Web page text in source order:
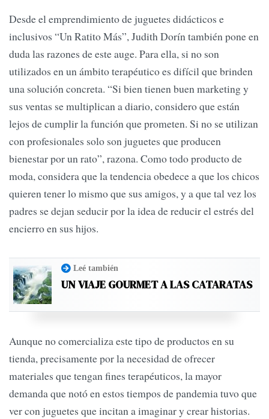
Desde el emprendimiento de juguetes didácticos e
inclusivos “Un Ratito Más”, Judith Dorín también pone en
duda las razones de este auge. Para ella, si no son
utilizados en un ámbito terapéutico es difícil que brinden
una solución concreta. “Si bien tienen buen marketing y
sus ventas se multiplican a diario, considero que están
lejos de cumplir la función que prometen. Si no se utilizan
con profesionales solo son juguetes que producen
bienestar por un rato”, razona. Como todo producto de
moda, considera que la tendencia obedece a que los chicos
quieren tener lo mismo que sus amigos, y a que tal vez los
padres se dejan seducir por la idea de reducir el estrés del
encierro en sus hijos.
Leé también
UN VIAJE GOURMET A LAS CATARATAS
Aunque no comercializa este tipo de productos en su
tienda, precisamente por la necesidad de ofrecer
materiales que tengan fines terapéuticos, la mayor
demanda que notó en estos tiempos de pandemia tuvo que
ver con juguetes que incitan a imaginar y crear historias.